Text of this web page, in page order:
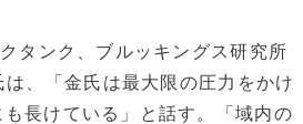
タンク、ブルッキングス研究所
は、「金氏は最大限の圧力をかけ
長けている」と話す。「域内の